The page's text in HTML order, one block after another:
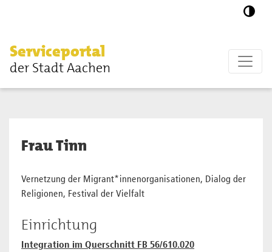
Serviceportal
der Stadt Aachen
Frau Tinn
Vernetzung der Migrant*innenorganisationen, Dialog der
Religionen, Festival der Vielfalt
Einrichtung
Integration im Querschnitt FB 56/610.020